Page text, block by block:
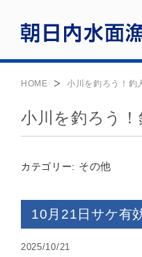
HOME 小川を釣ろう！釣
小川を釣ろう
カテゴリー: その他
10月21日サケ有
2025/10/21